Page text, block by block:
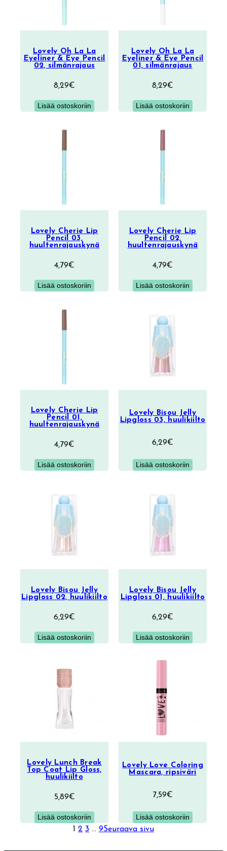
Lovely Oh La La
Eyeliner & Eye Pencil
02, silmänrajaus
8,29€
Lisää ostoskoriin
Lovely Oh La La
Eyeliner & Eye Pencil
01, silmänrajaus
8,29€
Lisää ostoskoriin
Lovely Cherie Lip
Pencil 03,
huultenrajauskynä
4,79€
Lisää ostoskoriin
Lovely Cherie Lip
Pencil 02,
huultenrajauskynä
4,79€
Lisää ostoskoriin
Lovely Cherie Lip
Pencil 01,
huultenrajauskynä
4,79€
Lisää ostoskoriin
Lovely Bisou Jelly
Lipgloss 03, huulikiilto
6,29€
Lisää ostoskoriin
Lovely Bisou Jelly
Lipgloss 02, huulikiilto
6,29€
Lisää ostoskoriin
Lovely Bisou Jelly
Lipgloss 01, huulikiilto
6,29€
Lisää ostoskoriin
Lovely Lunch Break
Top Coat Lip Gloss,
huulikiilto
5,89€
Lisää ostoskoriin
Lovely Love Coloring
Mascara, ripsiväri
7,59€
Lisää ostoskoriin
1 2 3 … 9Seuraava sivu